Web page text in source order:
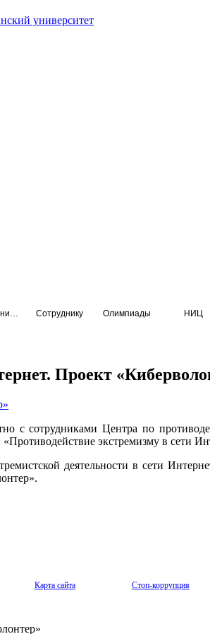
университет
Сотруднику Олимпиады НИЦ
Проект
с сотрудниками Центра по
экстремизму в сети
деятельности в сети
Карта сайта Стоп-коррупция